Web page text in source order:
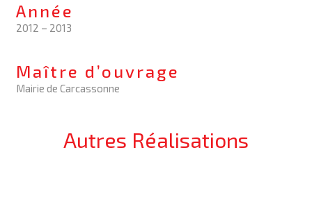
Année
2012 – 2013
Maître d’ouvrage
Mairie de Carcassonne
Autres Réalisations